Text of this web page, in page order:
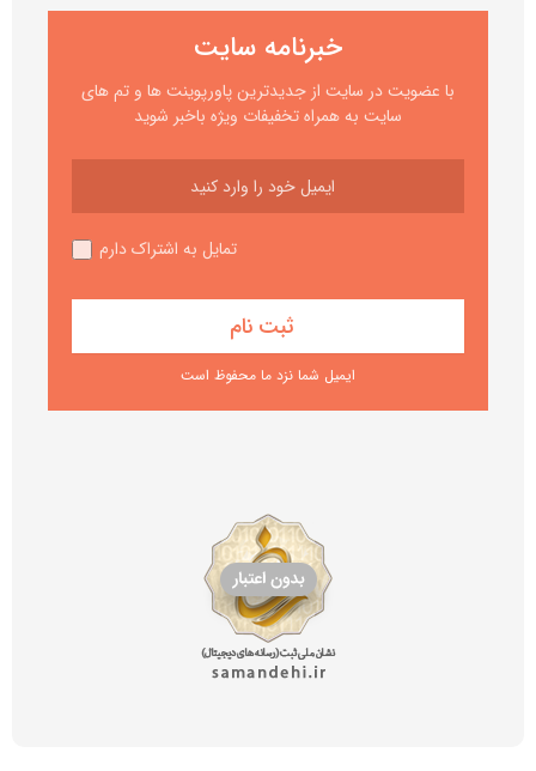
خبرنامه سایت
با عضویت در سایت از جدیدترین پاورپوینت ها و تم های
سایت به همراه تخفیفات ویژه باخبر شوید
تمایل به اشتراک دارم
ایمیل شما نزد ما محفوظ است